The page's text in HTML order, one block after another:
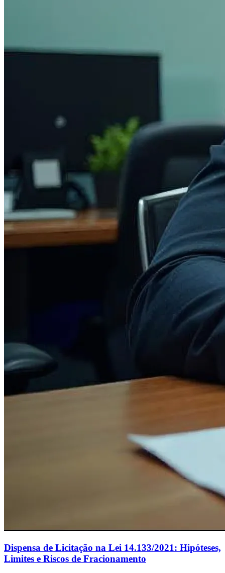
Dispensa de Licitação na Lei 14.133/2021: Hipóteses,
Limites e Riscos de Fracionamento